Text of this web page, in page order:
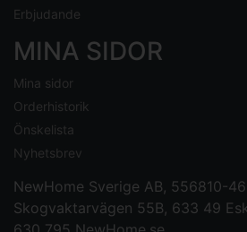
Erbjudande
MINA SIDOR
Mina sidor
Orderhistorik
Önskelista
Nyhetsbrev
NewHome Sverige AB, 556810-
Skogvaktarvägen 55B, 633 49